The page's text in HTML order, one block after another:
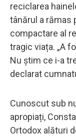
reciclarea
tânărul a rămas
compactare al
tragic viața. „A
Nu știm ce i-a
declarat
Cunoscut sub
apropiați,
Ortodox alături